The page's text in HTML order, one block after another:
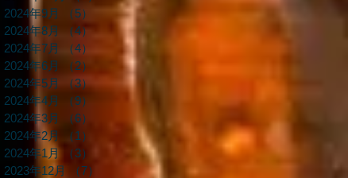
2024年9月
（5）
5件の記事
2024年8月
（4）4件の記事
2024年7月
（4）
4件の記事
2024年6月
（2）
2件の記事
2024年5月
（3）
3件の記事
2024年4月
（9）
9件の記事
2024年3月
（6）
2024年2月
（1）
1件の記事
2024年1月
（3）
3件の記事
2023年12月
（7）
7件の記事